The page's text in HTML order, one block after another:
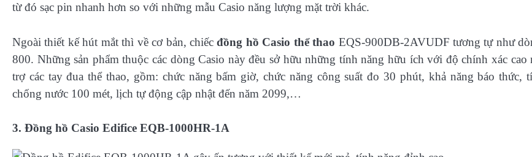
từ đó sạc pin nhanh hơn so với những mẫu Casio năng lượng mặt trời khác.
Ngoài thiết kế hút mắt thì về cơ bản, chiếcđồng hồ Casio thể thao EQS-900DB-2AVUDF tương tự như
800. Những sản phẩm thuộc các dòng Casio này đều sở hữu những tính năng hữu ích với độ chính xác cao
trợ các tay đua thể thao, gồm: chức năng bấm giờ, chức năng công suất đo 30 phút, khả năng báo thức,
chống nước 100 mét, lịch tự động cập nhật đến năm 2099,…
3. Đồng hồ Casio Edifice EQB-1000HR-1A